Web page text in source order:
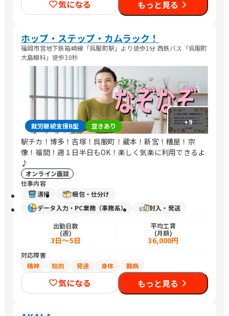
気になる もっと見る
ホップ・ステップ・カムラック！
福岡市営地下鉄箱崎線「呉服町駅」より徒歩1分 西鉄バス「呉服町
大島眼科」徒歩30秒
+9
就労継続支援B型 空きあり
駅チカ！博多！吉塚！呉服町！蔵本！新宮！糟屋！宗
像！福間！週１日半日もOK！楽しく気楽に利用できるよ
♪
オンライン面談
仕事内容
清掃
梱包・仕分け
データ入力・PC業務（事務系）
封入・発送
出勤日数
(週)
3日～5日
平均工賃
(月額)
36,000円
対応障害
精神
知的 発達 身体 難病
気になる もっと見る